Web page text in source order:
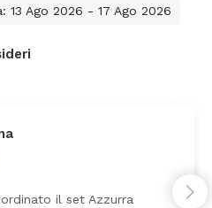
13 Ago 2026 - 17 Ago 2026
Tutti perfetto! Ho ordinato un